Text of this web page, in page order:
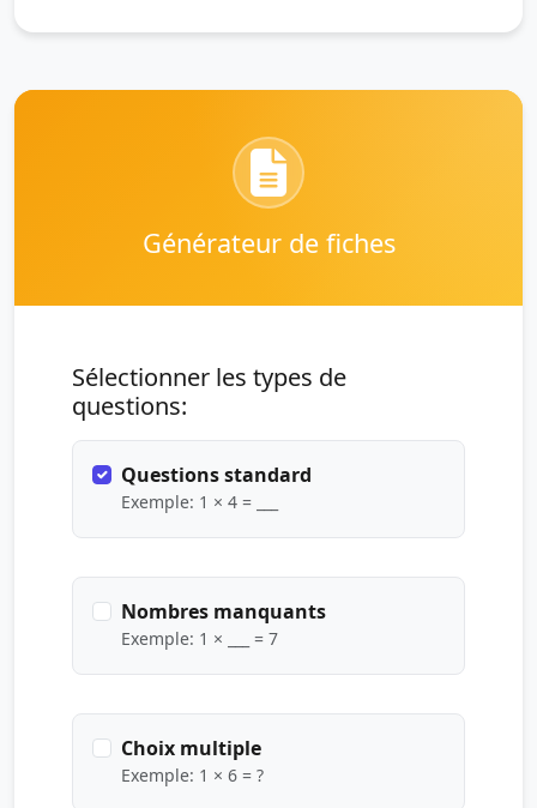
Générateur de fiches
Sélectionner les types de
questions:
Questions standard
Exemple: 1 × 4 = ___
Nombres manquants
Exemple: 1 × ___ = 7
Choix multiple
Exemple: 1 × 6 = ?